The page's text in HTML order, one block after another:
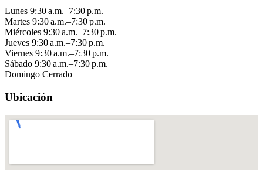
Lunes 9:30 a.m.–7:30 p.m.
Martes 9:30 a.m.–7:30 p.m.
Miércoles 9:30 a.m.–7:30 p.m.
Jueves 9:30 a.m.–7:30 p.m.
Viernes 9:30 a.m.–7:30 p.m.
Sábado 9:30 a.m.–7:30 p.m.
Domingo Cerrado
Ubicación